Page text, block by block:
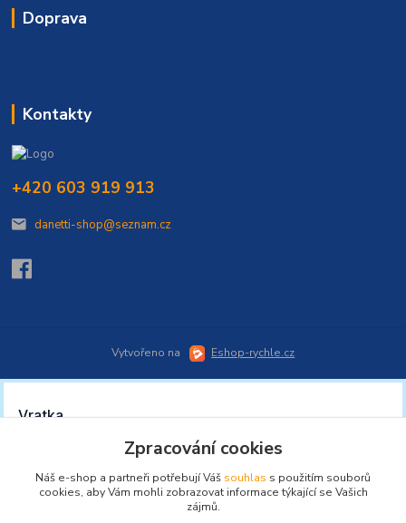
Doprava
Kontakty
+420 603 919 913
danetti-shop@seznam.cz
Vytvořeno na Eshop-rychle.cz
Zpracování cookies
Náš e-shop a partneři potřebují Váš souhlas s použitím souborů
cookies, aby Vám mohli zobrazovat informace týkající se Vašich
zájmů.